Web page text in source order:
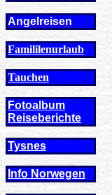
Angelreisen
Famililenurlaub
Tauchen
Fotoalbum
Reiseberichte
Tysnes
Info Norwegen